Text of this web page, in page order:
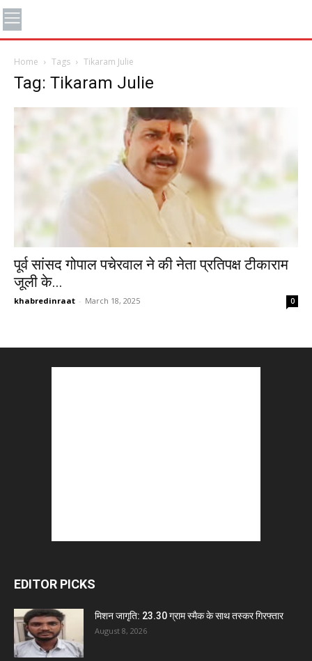
Home Tags Tikaram Julie
Tag: Tikaram Julie
पूर्व सांसद गोपाल पचेरवाल ने की नेता प्रतिपक्ष टीकाराम
जूली के...
khabredinraat - March 18, 2025 0
EDITOR PICKS
मिशन जागृति: 23.30 ग्राम स्मैक के साथ तस्कर गिरफ्तार
August 8, 2026